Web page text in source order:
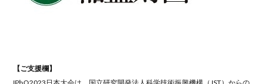
【ご支援欄】